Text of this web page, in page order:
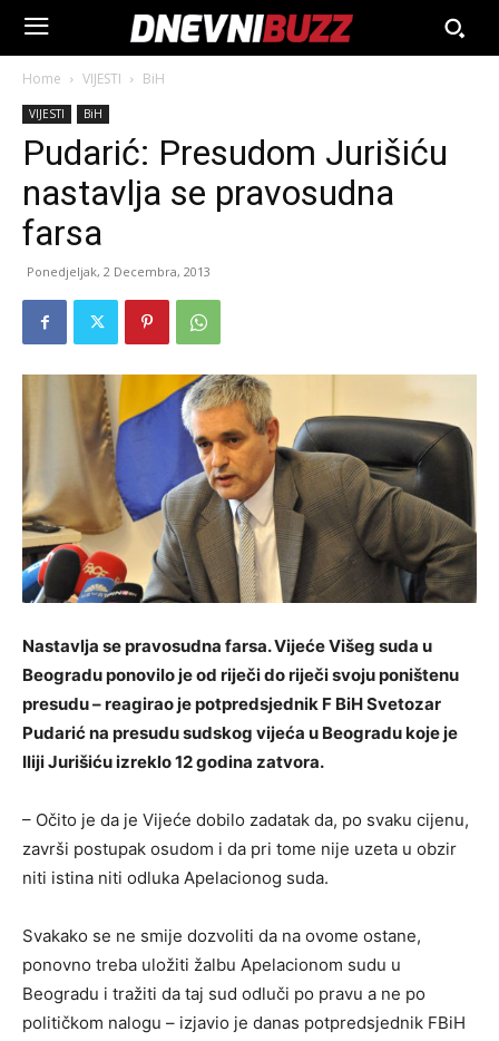
Home VIJESTI BiH
VIJESTI BiH
Pudarić: Presudom Jurišiću
nastavlja se pravosudna
farsa
Ponedjeljak, 2 Decembra, 2013
Nastavlja se pravosudna farsa. Vijeće Višeg suda u
Beogradu ponovilo je od riječi do riječi svoju poništenu
presudu – reagirao je potpredsjednik F BiH Svetozar
Pudarić na presudu sudskog vijeća u Beogradu koje je
Iliji Jurišiću izreklo 12 godina zatvora.
– Očito je da je Vijeće dobilo zadatak da, po svaku cijenu,
završi postupak osudom i da pri tome nije uzeta u obzir
niti istina niti odluka Apelacionog suda.
Svakako se ne smije dozvoliti da na ovome ostane,
ponovno treba uložiti žalbu Apelacionom sudu u
Beogradu i tražiti da taj sud odluči po pravu a ne po
političkom nalogu – izjavio je danas potpredsjednik FBiH